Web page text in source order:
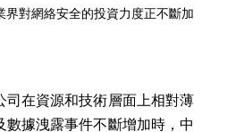
對網絡安全的投資力度正不斷加
在資源和技術層面上相對薄
據洩露事件不斷增加時，中